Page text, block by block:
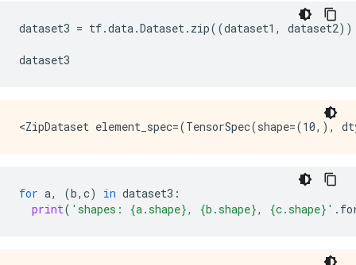
dataset3 = tf.data.Dataset. zip((dataset1 , dataset2))
dataset3
for a, (b, c) in dataset3 :
print( 'shapes: {a.shape}, {b.shape}, {c.shape} ' .